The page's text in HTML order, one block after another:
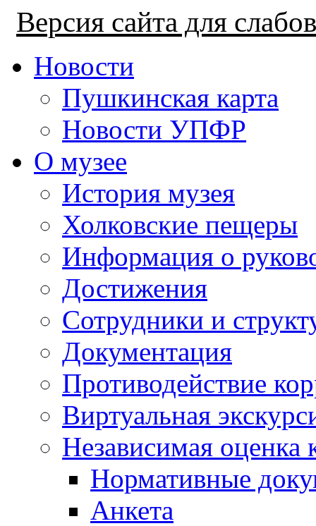
Версия сайта для
Новости
Пушкинская карта
Новости УПФР
О музее
История музея
Холковские пещеры
Информация о
Достижения
Сотрудники и
Документация
Противодействие
Виртуальная
Независимая оценка
Нормативные
Анкета